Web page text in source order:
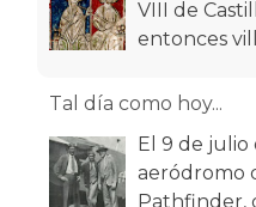
VIII de
entonces
Tal día como hoy...
El 9 de julio
aeródromo
Pathfinder,